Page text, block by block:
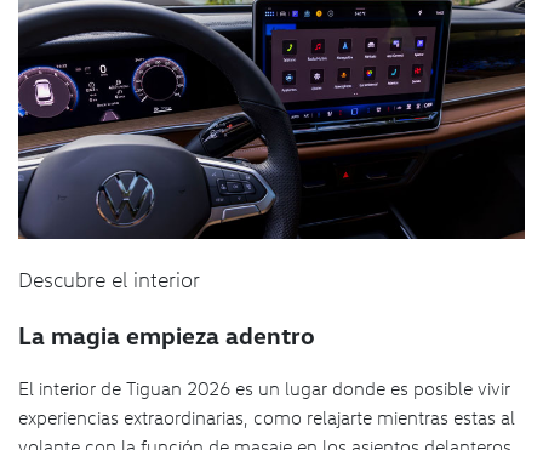
Descubre el interior
La magia empieza adentro
El interior de Tiguan 2026 es un lugar donde es posible vivir
experiencias extraordinarias, como relajarte mientras estas al